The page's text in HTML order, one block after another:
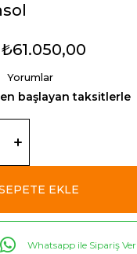
₺61.050,00
Yorumlar
başlayan taksitlerle
Whatsapp ile Sipariş Ver